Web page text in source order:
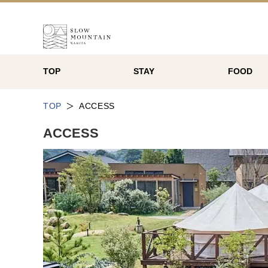
TOP STAY FOOD
TOP ACCESS
ACCESS